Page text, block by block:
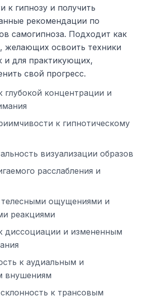
к гипнозу и получить
рекомендации по
самогипноза. Подходит как
желающих освоить техники
и для практикующих,
свой прогресс.
глубокой концентрации и
к гипнотическому
визуализации образов
расслабления и
телесными ощущениями и
реакциями
диссоциации и измененным
к аудиальным и
внушениям
к трансовым